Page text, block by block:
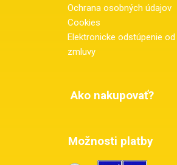
Ochrana osobných údajov
Cookies
Elektronicke odstúpenie od
zmluvy
Ako nakupovať?
Možnosti platby